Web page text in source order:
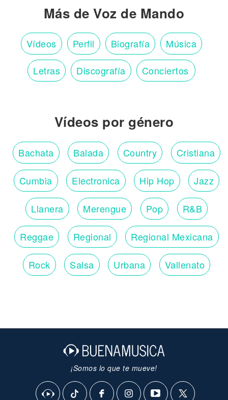
Más de Voz de Mando
Vídeos Perfil Biografía Música
Letras Discografía Conciertos
Vídeos por género
Bachata Balada Country Cristiana
Cumbia Electronica Hip Hop Jazz
Llanera Merengue Pop R&B
Reggae Regional Regional Mexicana
Rock Salsa Urbana Vallenato
¡Somos lo que te mueve!